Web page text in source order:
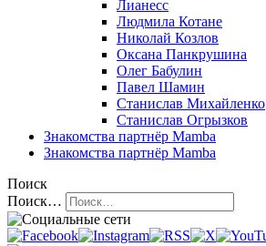
Лианесс
Людмила Котане
Николай Козлов
Оксана Панкрушина
Олег Бабулин
Павел Шамин
Станислав Михайленко
Станислав Огрызков
Знакомства партнёр Mamba
Знакомства партнёр Mamba
Поиск
Поиск…